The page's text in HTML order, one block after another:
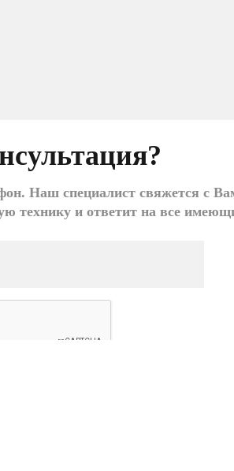
Наш специалист свяжется с
технику и ответит на все